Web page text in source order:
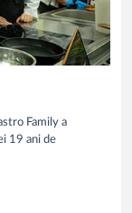
Family a
19 ani de